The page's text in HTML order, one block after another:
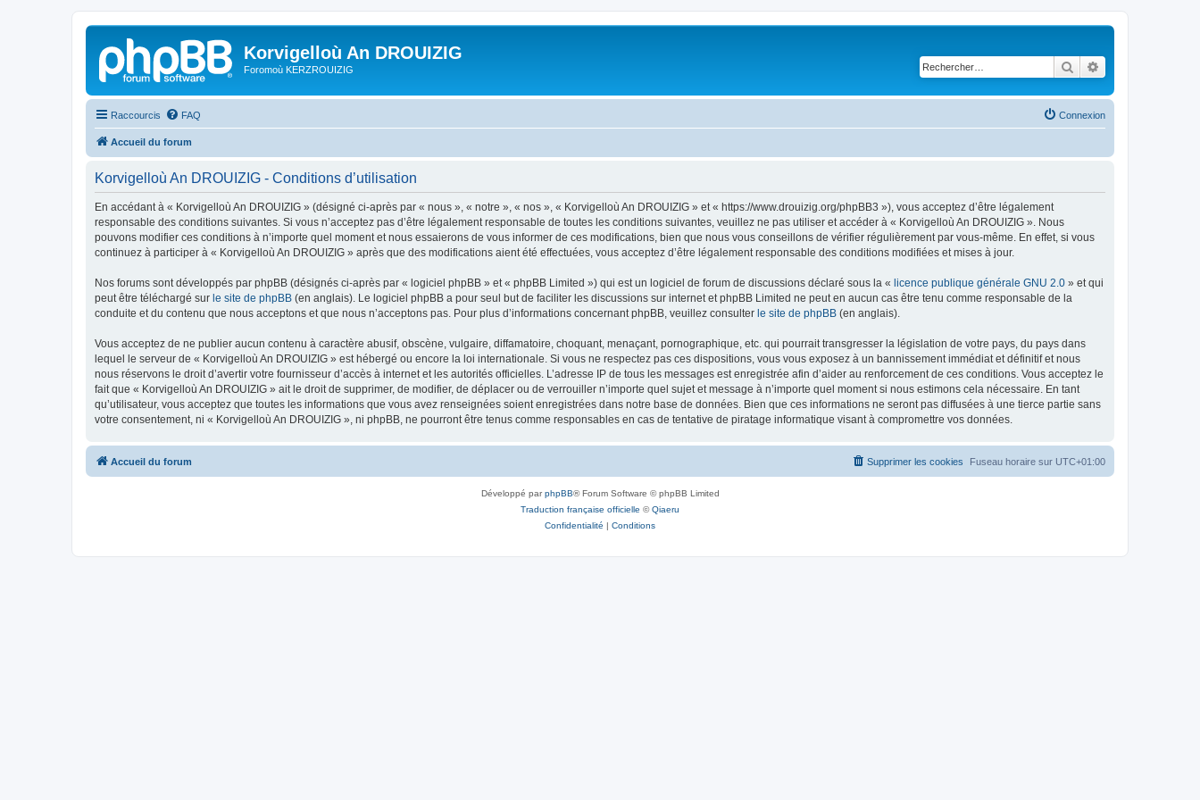
Korvigelloù An DROUIZIG
Foromoù KERZROUIZIG Rechercher
Raccourcis FAQ Connexion
Accueil du forum
Korvigelloù An DROUIZIG - Conditions d’utilisation
En accédant à « Korvigelloù An DROUIZIG » (désigné ci-après par « nous », « notre », « nos », « Korvigelloù An DROUIZIG » et « https://www.drouizig.org/phpBB3 »), vous acceptez d’être légalement
responsable des conditions suivantes. Si vous n’acceptez pas d’être légalement responsable de toutes les conditions suivantes, veuillez ne pas utiliser et accéder à « Korvigelloù An DROUIZIG ». Nous
pouvons modifier ces conditions à n’importe quel moment et nous essaierons de vous informer de ces modifications, bien que nous vous conseillons de vérifier régulièrement par vous-même. En effet, si vous
continuez à participer à « Korvigelloù An DROUIZIG » après que des modifications aient été effectuées, vous acceptez d’être légalement responsable des conditions modifiées et mises à jour.
Nos forums sont développés par phpBB (désignés ci-après par « logiciel phpBB » et « phpBB Limited ») qui est un logiciel de forum de discussions déclaré sous la « licence publique générale GNU 2.0 » et qui
peut être téléchargé sur le site de phpBB (en anglais). Le logiciel phpBB a pour seul but de faciliter les discussions sur internet et phpBB Limited ne peut en aucun cas être tenu comme responsable de la
conduite et du contenu que nous acceptons et que nous n’acceptons pas. Pour plus d’informations concernant phpBB, veuillez consulter le site de phpBB (en anglais).
Vous acceptez de ne publier aucun contenu à caractère abusif, obscène, vulgaire, diffamatoire, choquant, menaçant, pornographique, etc. qui pourrait transgresser la législation de votre pays, du pays dans
lequel le serveur de « Korvigelloù An DROUIZIG » est hébergé ou encore la loi internationale. Si vous ne respectez pas ces dispositions, vous vous exposez à un bannissement immédiat et définitif et nous
nous réservons le droit d’avertir votre fournisseur d’accès à internet et les autorités officielles. L’adresse IP de tous les messages est enregistrée afin d’aider au renforcement de ces conditions. Vous acceptez le
fait que « Korvigelloù An DROUIZIG » ait le droit de supprimer, de modifier, de déplacer ou de verrouiller n’importe quel sujet et message à n’importe quel moment si nous estimons cela nécessaire. En tant
qu’utilisateur, vous acceptez que toutes les informations que vous avez renseignées soient enregistrées dans notre base de données. Bien que ces informations ne seront pas diffusées à une tierce partie sans
votre consentement, ni « Korvigelloù An DROUIZIG », ni phpBB, ne pourront être tenus comme responsables en cas de tentative de piratage informatique visant à compromettre vos données.
Accueil du forum Fuseau horaire sur UTC+01:00
Supprimer les cookies
Développé parphpBB® Forum Software © phpBB Limited
Traduction française officielle ©Qiaeru
Confidentialité | Conditions